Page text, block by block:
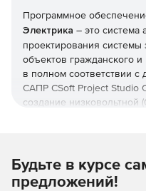
Программное
Электрика – это система
проектирования
объектов гражданского
в полном соответствии с
САПР CSoft Project Studio
создание низковольтной
комплекс CSoft Project
основе положений
Будьте в курсе
предложений!